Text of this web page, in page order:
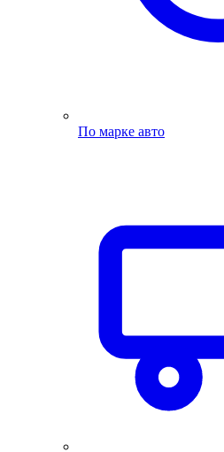
По марке авто